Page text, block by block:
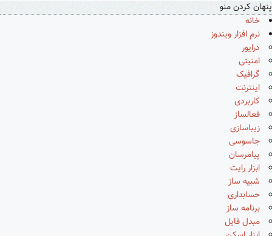
پنهان کردن منو
خانه
نرم افزار ویندوز
درایور
امنیتی
گرافیک
اینترنت
کاربردی
فعالساز
زیباسازی
جاسوسی
پیامرسان
ابزار رایت
شبیه ساز
حسابداری
برنامه ساز
مبدل فایل